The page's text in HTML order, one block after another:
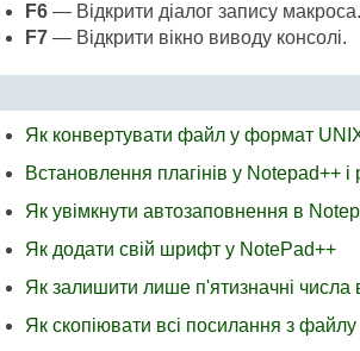
F6 — Відкрити діалог запису макроса.
F7 — Відкрити вікно виводу консолі.
Як конвертувати файл у формат
Встановлення плагінів у Notepad++
Як увімкнути автозаповнення в
Як додати свій шрифт у NotePad++
Як залишити лише п'ятизначні числа
Як скопіювати всі посилання з